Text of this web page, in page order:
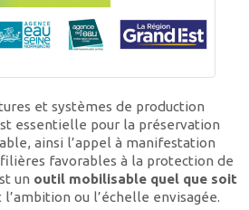
et systèmes de production
essentielle pour la préservation
ainsi l’appel à manifestation
favorables à la protection de
un outil mobilisable quel que soit
l’ambition ou l’échelle envisagée.